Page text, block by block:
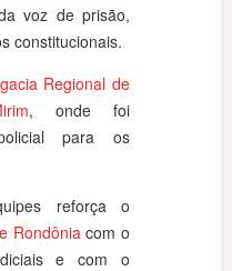
voz de prisão,
constitucionais.
Regional de
, onde foi
para os
reforça o
Rondônia com o
e com o